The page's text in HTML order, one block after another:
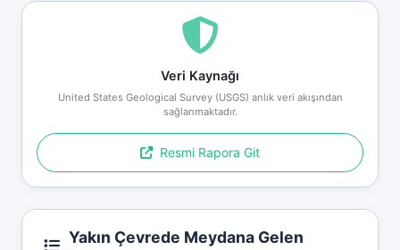
Veri Kaynağı
United States Geological Survey (USGS) anlık veri akışından
sağlanmaktadır.
Resmi Rapora Git
Yakın Çevrede Meydana Gelen